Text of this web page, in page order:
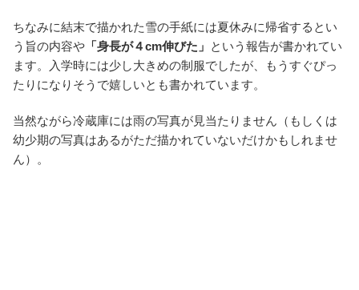
ちなみに結末で描かれた雪の手紙には夏休みに帰省するとい
う旨の内容や 「身長が４cm伸びた」 という報告が書かれてい
ます。入学時には少し大きめの制服でしたが、もうすぐぴっ
たりになりそうで嬉しいとも書かれています。
当然ながら冷蔵庫には雨の写真が見当たりません（もしくは
幼少期の写真はあるがただ描かれていないだけかもしれませ
ん）。